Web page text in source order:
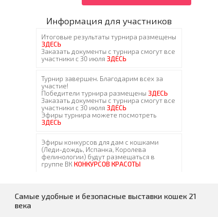
Информация для участников
Самые удобные и безопасные выставки кошек 21
века